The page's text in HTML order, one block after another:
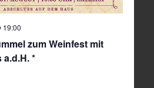
zum Weinfest mit
*
19:00